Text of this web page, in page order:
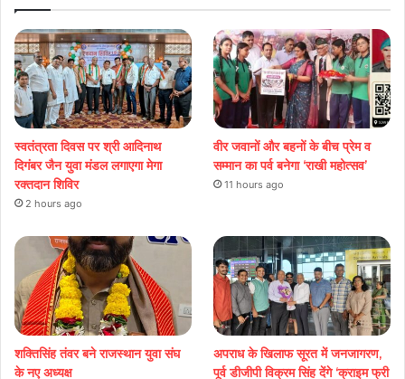
स्वतंत्रता दिवस पर श्री आदिनाथ
दिगंबर जैन युवा मंडल लगाएगा मेगा
रक्तदान शिविर
2 hours ago
वीर जवानों और बहनों के बीच प्रेम व
सम्मान का पर्व बनेगा ‘राखी महोत्सव’
11 hours ago
शक्तिसिंह तंवर बने राजस्थान युवा संघ
के नए अध्यक्ष
अपराध के खिलाफ सूरत में जनजागरण,
पूर्व डीजीपी विक्रम सिंह देंगे ‘क्राइम फ्री